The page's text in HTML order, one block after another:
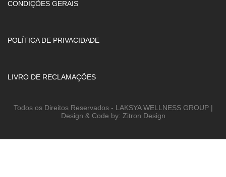
CONDIÇÕES GERAIS
POLÍTICA DE PRIVACIDADE
LIVRO DE RECLAMAÇÕES
Todos os Direitos Reservados - LAKSYA WELLNESS GROUP |
Design & Code by: Zitron Design